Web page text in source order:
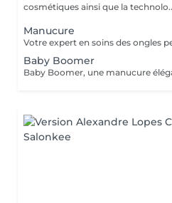
cosmétiques ainsi que la
Manucure
Baby Boomer